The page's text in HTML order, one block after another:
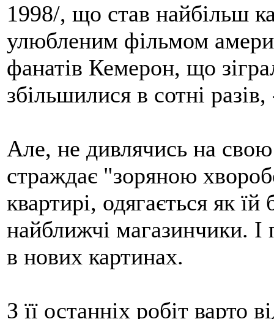
1998/, що став найбільш
улюбленим фільмом
фанатів Кемерон, що
збільшилися в сотні
Але, не дивлячись на
страждає "зоряною
квартирі, одягається як
найближчі магазинчики.
в нових картинах.
З її останніх робіт варто